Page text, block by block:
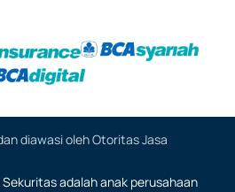
diawasi oleh Otoritas Jasa
adalah anak perusahaan